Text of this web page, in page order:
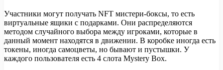
Участники могут получать NFT мистери-боксы, то есть
виртуальные ящики с подарками. Они распределяются
методом случайного выбора между игроками, которые в
данный момент находятся в движении. В коробке иногда есть
токены, иногда самоцветы, но бывают и пустышки. У
каждого пользователя есть 4 слота Mystery Box.